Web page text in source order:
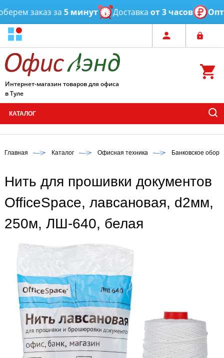
заказ за 5 минут Доставкаот 3 часов
Интернет-магазин товаров для офиса
в Туле
КАТАЛОГ
Главная Каталог Офисная техника Банковское
Нить для прошивки документов
OfficeSpace, лавсановая, d2мм,
250м, ЛШ-640, белая